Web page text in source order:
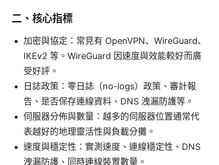
二、核心指標
加密與協定：常見有 OpenVPN、WireGuard、
IKEv2 等。WireGuard 因速度與效能較好而廣
受好評。
日誌政策：零日誌（no-logs）政策、審計報
告、是否保存連線資料、DNS 洩漏防護等。
伺服器分佈與數量：越多的伺服器位置通常代
表越好的地理靈活性與負載分攤。
速度與穩定性：實測速度、連線穩定性、DNS
洩漏防護、同時連線裝置數量。